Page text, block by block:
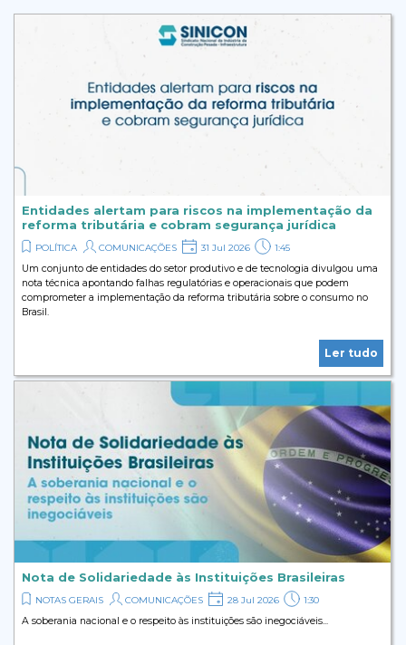
Entidades alertam para riscos na implementação da
reforma tributária e cobram segurança jurídica
POLÍTICA COMUNICAÇÕES 31 Jul 2026
1:45
Um conjunto de entidades do setor produtivo e de tecnologia divulgou uma
nota técnica apontando falhas regulatórias e operacionais que podem
comprometer a implementação da reforma tributária sobre o consumo no
Brasil.
Ler tudo
Nota de Solidariedade às Instituições Brasileiras
NOTAS GERAIS COMUNICAÇÕES 28 Jul 2026
1:30
A soberania nacional e o respeito às instituições são inegociáveis...